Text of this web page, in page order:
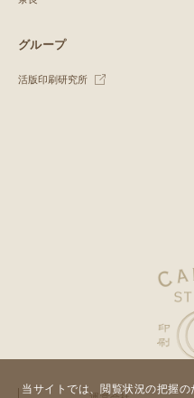
当サイトでは、閲覧状況の把握の
グループ
活版印刷研究所